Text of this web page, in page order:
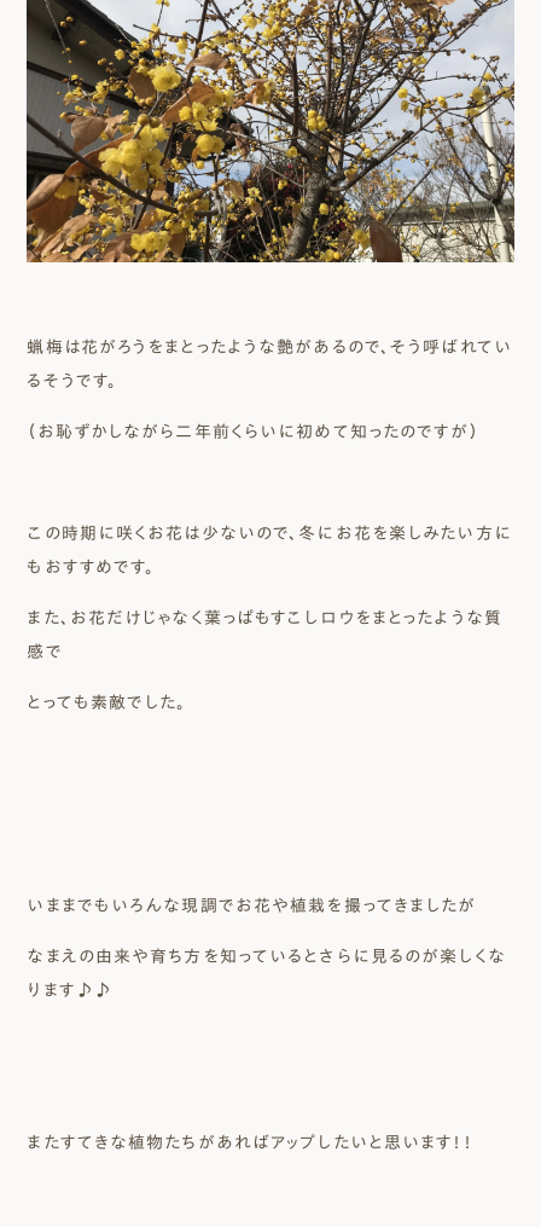
蝋梅は花がろうをまとったような艶があるので、そう呼ばれてい
るそうです。
（お恥ずかしながら二年前くらいに初めて知ったのですが）
この時期に咲くお花は少ないので、冬にお花を楽しみたい方に
もおすすめです。
また、お花だけじゃなく葉っぱもすこしロウをまとったような質
感で
とっても素敵でした。
いままでもいろんな現調でお花や植栽を撮ってきましたが
なまえの由来や育ち方を知っているとさらに見るのが楽しくな
ります♪♪
またすてきな植物たちがあればアップしたいと思います！！